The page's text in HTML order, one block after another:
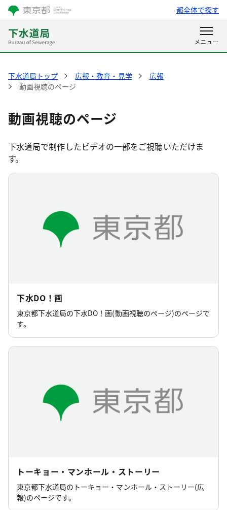
都全体で探す
下水道局トップ 広報・教育・見学
広報
動画視聴のページ
動画視聴のページ
下水道局で制作したビデオの一部をご視聴いただけま
す。
下水DO！画
東京都下水道局の下水DO！画(動画視聴のページ)のページで
す。
トーキョー・マンホール・ストーリー
東京都下水道局のトーキョー・マンホール・ストーリー(広
報)のページです。